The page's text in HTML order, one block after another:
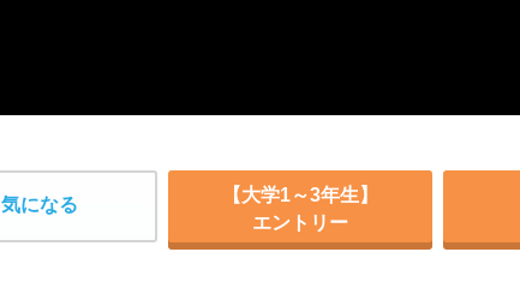
気になる
【大学1～3年生】
エントリー